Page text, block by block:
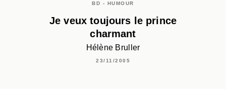
BD - HUMOUR
Je veux toujours le prince
charmant
Hélène Bruller
23/11/2005